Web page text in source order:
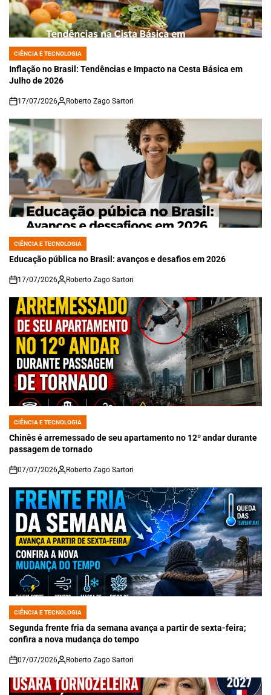
POSTED
IN
CIÊNCIA E TECNOLOGIA
Inflação no Brasil: Tendências e Impacto na Cesta Básica em
Julho de 2026
on
17/07/2026 Roberto Zago Sartori
POSTED
IN
CIÊNCIA E TECNOLOGIA
Educação pública no Brasil: avanços e desafios em 2026
on
17/07/2026 Roberto Zago Sartori
POSTED
IN
CIÊNCIA E TECNOLOGIA
Chinês é arremessado de seu apartamento no 12º andar durante
passagem de tornado
on
07/07/2026 Roberto Zago Sartori
POSTED
IN
CIÊNCIA E TECNOLOGIA
Segunda frente fria da semana avança a partir de sexta-feira;
confira a nova mudança do tempo
on
07/07/2026 Roberto Zago Sartori